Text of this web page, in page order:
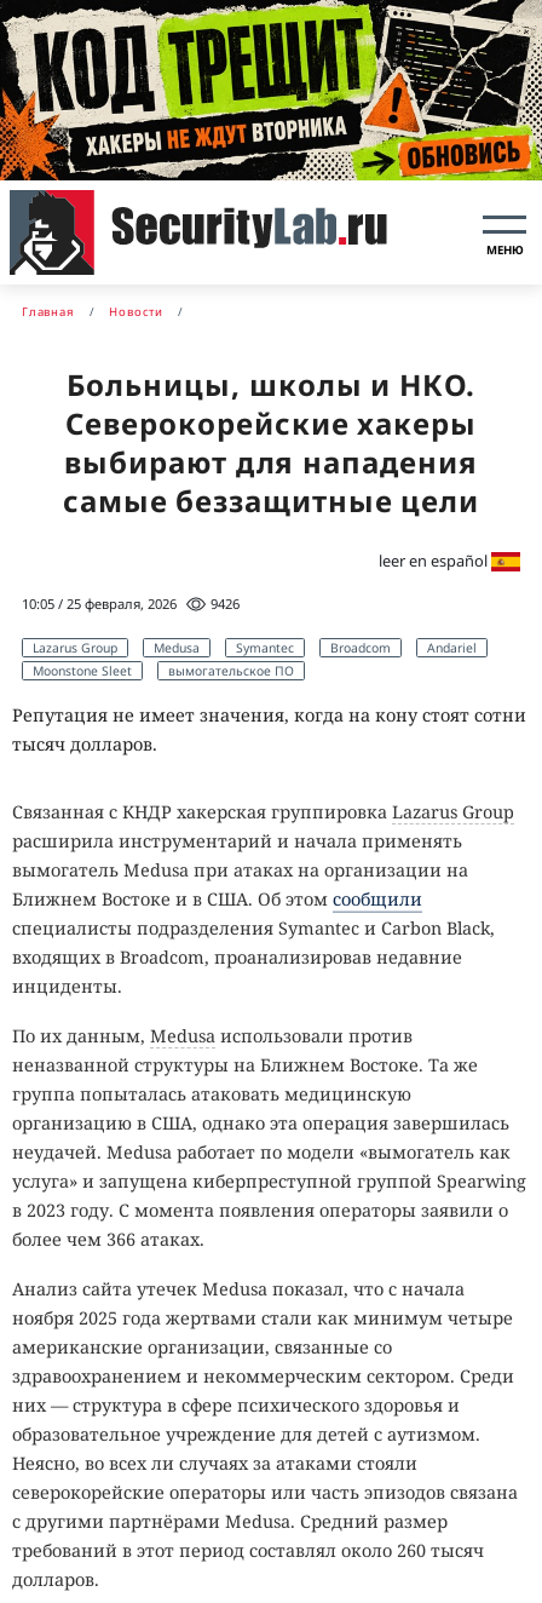
МЕНЮ
Главная Новости
Больницы, школы и НКО.
Северокорейские хакеры
выбирают для нападения
самые беззащитные цели
leer en español
10:05 / 25 февраля, 2026 9426
Lazarus Group Medusa Symantec Broadcom
Andariel
Moonstone Sleet
вымогательское ПО
Репутация не имеет значения, когда на кону стоят сотни
тысяч долларов.
Связанная с КНДР хакерская группировка Lazarus Group
расширила инструментарий и начала применять
вымогатель Medusa при атаках на организации на
Ближнем Востоке и в США. Об этом сообщили
специалисты подразделения Symantec и Carbon Black,
входящих в Broadcom, проанализировав недавние
инциденты.
По их данным, Medusa использовали против
неназванной структуры на Ближнем Востоке. Та же
группа попыталась атаковать медицинскую
организацию в США, однако эта операция завершилась
неудачей. Medusa работает по модели «вымогатель как
услуга» и запущена киберпреступной группой Spearwing
в 2023 году. С момента появления операторы заявили о
более чем 366 атаках.
Анализ сайта утечек Medusa показал, что с начала
ноября 2025 года жертвами стали как минимум четыре
американские организации, связанные со
здравоохранением и некоммерческим сектором. Среди
них — структура в сфере психического здоровья и
образовательное учреждение для детей с аутизмом.
Неясно, во всех ли случаях за атаками стояли
северокорейские операторы или часть эпизодов связана
с другими партнёрами Medusa. Средний размер
требований в этот период составлял около 260 тысяч
долларов.